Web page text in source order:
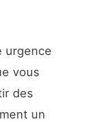
urgence
vous
des
un